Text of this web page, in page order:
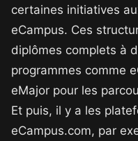
certaines initiatives
eCampus. Ces
diplômes complets à
programmes comme
eMajor pour les
Et puis, il y a les
eCampus.com, par